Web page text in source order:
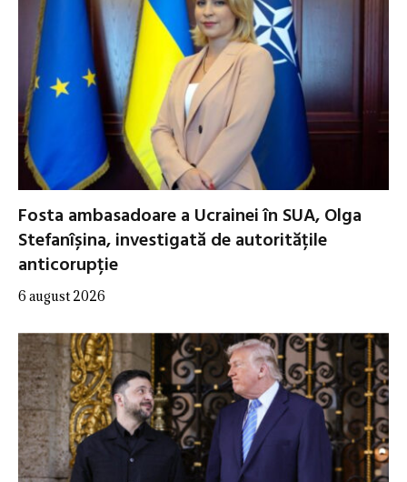
Fosta ambasadoare a Ucrainei în SUA, Olga
Stefanîșina, investigată de autoritățile
anticorupție
6 august 2026